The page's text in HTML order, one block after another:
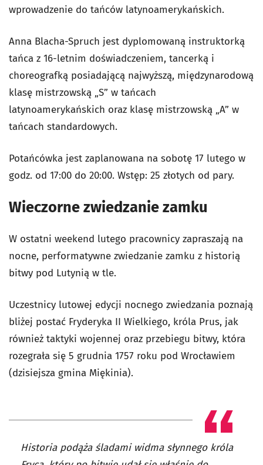
wprowadzenie do tańców latynoamerykańskich.
Anna Blacha-Spruch jest dyplomowaną instruktorką
tańca z 16-letnim doświadczeniem, tancerką i
choreografką posiadającą najwyższą, międzynarodową
klasę mistrzowską „S” w tańcach
latynoamerykańskich oraz klasę mistrzowską „A” w
tańcach standardowych.
Potańcówka jest zaplanowana na sobotę 17 lutego w
godz. od 17:00 do 20:00. Wstęp: 25 złotych od pary.
Wieczorne zwiedzanie zamku
W ostatni weekend lutego pracownicy zapraszają na
nocne, performatywne zwiedzanie zamku z historią
bitwy pod Lutynią w tle.
Uczestnicy lutowej edycji nocnego zwiedzania poznają
bliżej postać Fryderyka II Wielkiego, króla Prus, jak
również taktyki wojennej oraz przebiegu bitwy, która
rozegrała się 5 grudnia 1757 roku pod Wrocławiem
(dzisiejsza gmina Miękinia).
Historia podąża śladami widma słynnego króla